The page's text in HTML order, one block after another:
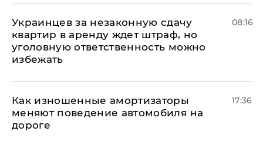
Украинцев за незаконную сдачу
квартир в аренду ждет штраф, но
уголовную ответственность можно
избежать
08:16
Как изношенные амортизаторы
меняют поведение автомобиля на
дороге
17:36